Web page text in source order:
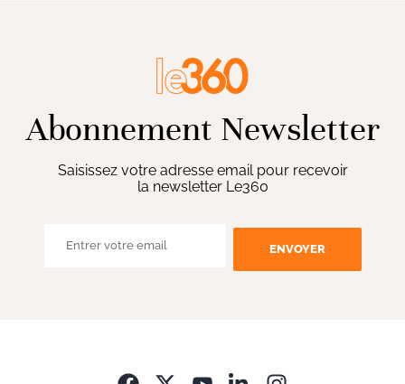
Abonnement Newsletter
Saisissez votre adresse email pour recevoir
la newsletter Le360
ENVOYER